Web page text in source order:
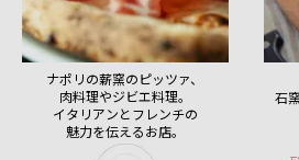
ナポリの薪窯のピッツァ、
肉料理やジビエ料理。
イタリアンとフレンチの
魅力を伝えるお店。
石